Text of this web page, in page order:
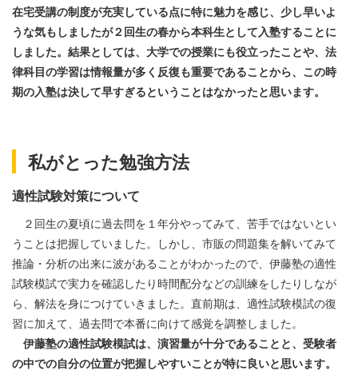
在宅受講の制度が充実している点に特に魅力を感じ、少し早いよ
うな気もしましたが２回生の春から本科生として入塾することに
しました。結果としては、大学での授業にも役立ったことや、法
律科目の学習は情報量が多く反復も重要であることから、この時
期の入塾は決して早すぎるということはなかったと思います。
私がとった勉強方法
適性試験対策について
２回生の夏頃に過去問を１年分やってみて、苦手ではないとい
うことは把握していました。しかし、市販の問題集を解いてみて
推論・分析の出来に波があることがわかったので、伊藤塾の適性
試験模試で実力を確認したり時間配分などの訓練をしたりしなが
ら、解法を身につけていきました。直前期は、適性試験模試の復
習に加えて、過去問で本番に向けて感覚を調整しました。
伊藤塾の適性試験模試は、演習量が十分であることと、受験者
の中での自分の位置が把握しやすいことが特に良いと思います。